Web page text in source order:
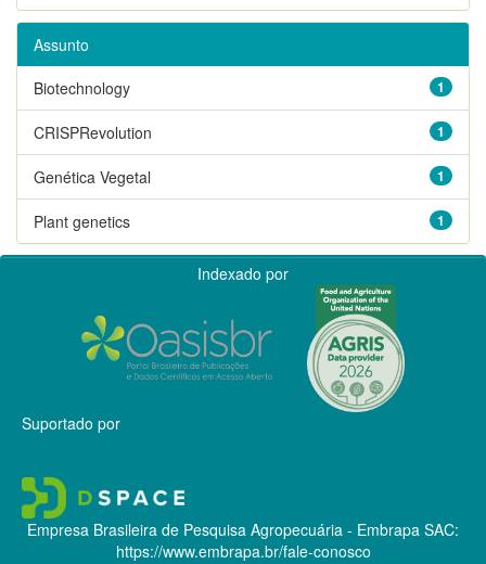
Assunto
1
Biotechnology
1
CRISPRevolution
1
Genética Vegetal
1
Plant genetics
Indexado por
Suportado por
Empresa Brasileira de Pesquisa Agropecuária - Embrapa SAC:
https://www.embrapa.br/fale-conosco